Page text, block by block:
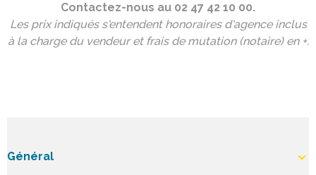
Contactez-nous au 02 47 42 10 00.
Les prix indiqués s'entendent honoraires d'agence inclus
à la charge du vendeur et frais de mutation (notaire) en +.
Général